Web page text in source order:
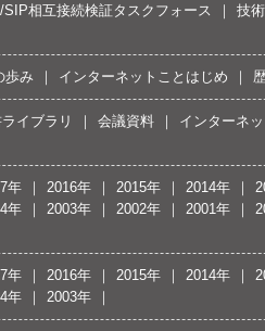
SIP相互接続検証タスクフォース
技
歩み インターネットことはじめ
イブラリ 会議資料
インターネ
年 2016年 2015年 2014年
年 2003年 2002年 2001年
年 2016年 2015年 2014年
年 2003年